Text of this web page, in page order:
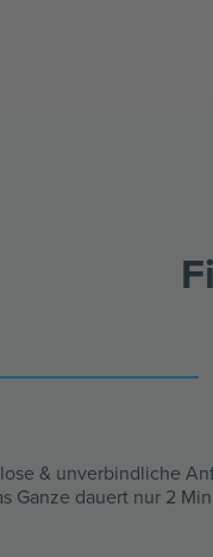
& unverbindliche
Ganze dauert nur 2